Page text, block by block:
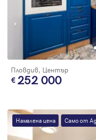
Пловдив, Център
252 000
Намалена цена Само от
Парола